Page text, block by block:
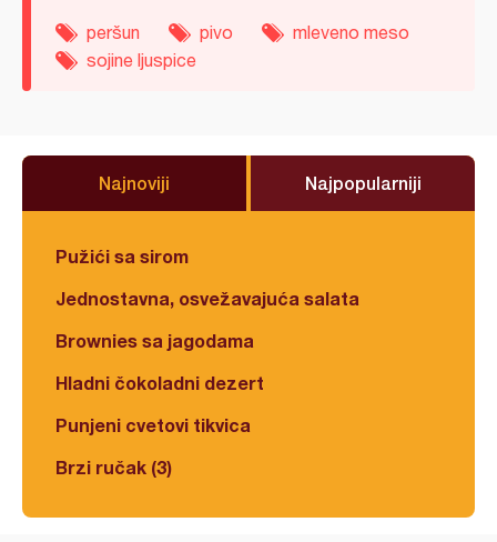
peršun pivo
mleveno meso
sojine ljuspice
Najnoviji Najpopularniji
Pužići sa sirom
Jednostavna, osvežavajuća salata
Brownies sa jagodama
Hladni čokoladni dezert
Punjeni cvetovi tikvica
Brzi ručak (3)